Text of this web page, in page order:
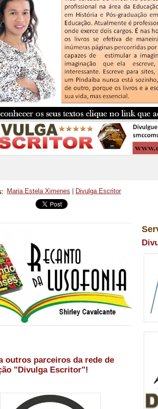
: Maria Estela Ximenes Divulga Escritor
outros parceiros da rede de
"Divulga Escritor"!